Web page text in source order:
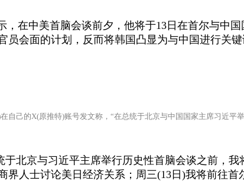
，在中美首脑会谈前夕，他将于13日在首尔与中
员会面的计划，反而将韩国凸显为与中国进行关
在自己的X(原推特)账号发文称，“在总统于北京与中国国家主席习近平
于北京与习近平主席举行历史性首脑会谈之前，
界人士讨论美日经济关系；周三(13日)我将前往首